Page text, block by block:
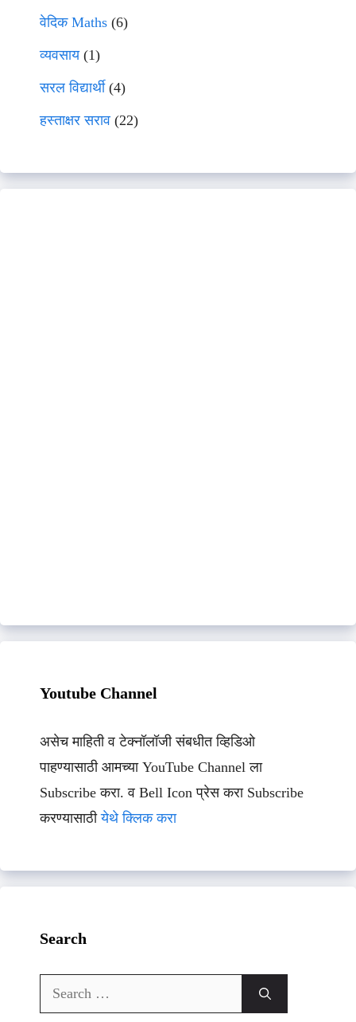
वेदिक Maths (6)
व्यवसाय(1)
सरल विद्यार्थी(4)
हस्ताक्षर सराव (22)
Youtube Channel
असेच माहिती व टेक्नॉलॉजी संबधीत व्हिडिओ
पाहण्यासाठी आमच्या YouTube Channel ला
Subscribe करा. व Bell Icon प्रेस करा Subscribe
करण्यासाठीयेथे क्लिक करा
Search
Search
for: